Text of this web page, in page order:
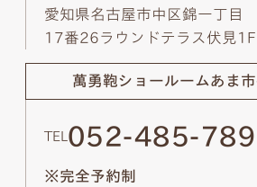
愛知県名古屋市中区錦一丁目
17番26ラウンドテラス伏見1F
萬勇鞄ショールームあま
TEL 052-485-
※完全予約制